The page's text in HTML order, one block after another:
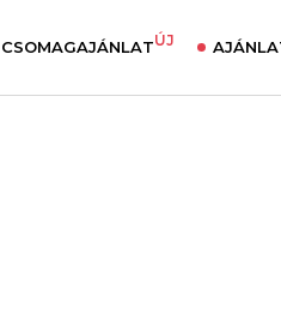
CSOMAGAJÁNLATÚJ